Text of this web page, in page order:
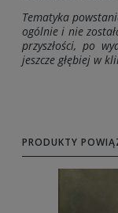
Tematyka
ogólnie i nie
przyszłości, po
jeszcze głębiej w
PRODUKTY